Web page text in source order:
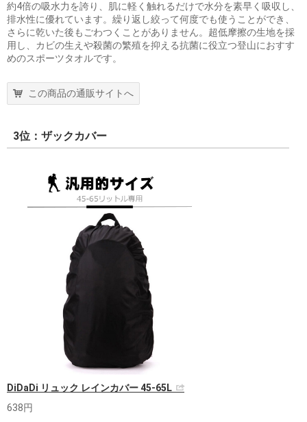
約4倍の吸水力を誇り、肌に軽く触れるだけで水分を素早く吸収し、
排水性に優れています。繰り返し絞って何度でも使うことができ、
さらに乾いた後もごわつくことがありません。超低摩擦の生地を採
用し、カビの生えや殺菌の繁殖を抑える抗菌に役立つ登山におすす
めのスポーツタオルです。
この商品の通販サイトへ
3位：ザックカバー
DiDaDi リュック レインカバー 45-65L
638円